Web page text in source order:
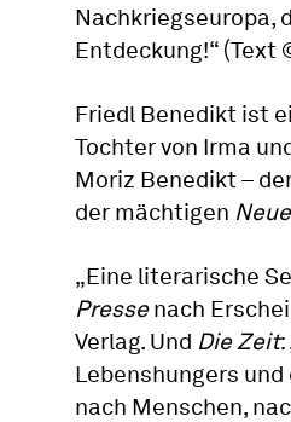
Nachkriegseuropa,
Entdeckung!“ (Text
Friedl Benedikt ist
Tochter von Irma
Moriz Benedikt –
der mächtigen
„Eine literarische
Pressenach
Verlag. Und Die Zeit:
Lebenshungers
nach Menschen,